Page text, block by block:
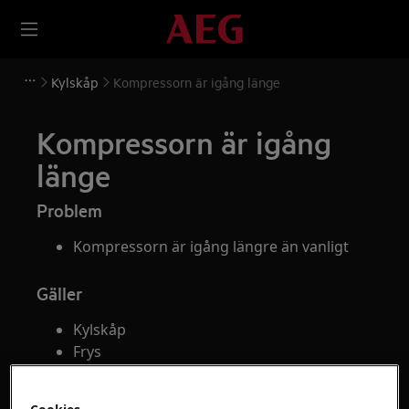
Kylskåp Kompressorn är igång länge
Kompressorn är igång
länge
Problem
Kompressorn är igång längre än vanligt
Gäller
Kylskåp
Frys
Kyl-fry